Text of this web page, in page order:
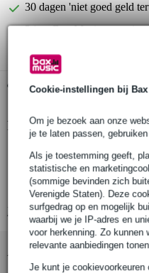
Cookie-instellingen bij
Om je bezoek aan onze
je te laten passen,
Als je toestemming geeft,
statistische en
(sommige bevinden zich
Verenigde Staten). Deze
surfgedrag op en mogelijk
waarbij we je IP-adres en
voor herkenning. Zo kunnen
relevante aanbiedingen tonen.
Je kunt je
30 dagen 'niet goed geld
3 jaar Bax Music garantie
Gratis ophalen in de
Productinformatie
model: GP-DTH-ASD-RD
type: batterijhouder
bekleding zitting: velours
Bekijk alle productspecificaties
Accessoires (8)